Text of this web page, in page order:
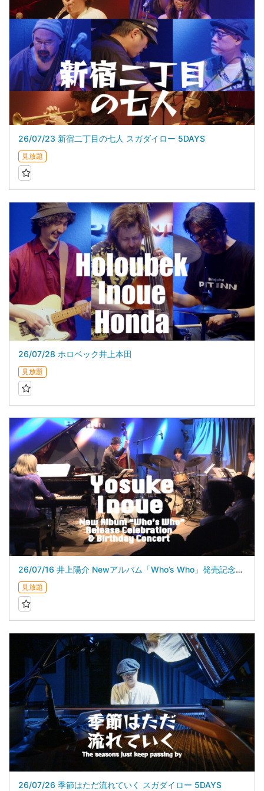
26/07/23 新宿二丁目の七人 スガダイロー 5DAYS
見放題
26/07/28 ホロベック井上本田
見放題
26/07/16 井上陽介 Newアルバム「Who’s Who」発売記念＆バースデイライブ
見放題
26/07/26 季節はただ流れていく スガダイロー 5DAYS